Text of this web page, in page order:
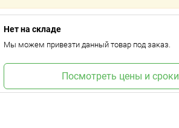
Нет на складе
Мы можем привезти данный товар под заказ.
Посмотреть цены и сроки